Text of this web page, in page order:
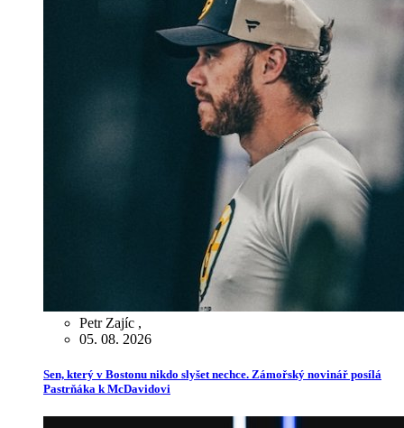
Petr Zajíc ,
05. 08. 2026
Sen, který v Bostonu nikdo slyšet nechce. Zámořský novinář posílá
Pastrňáka k McDavidovi